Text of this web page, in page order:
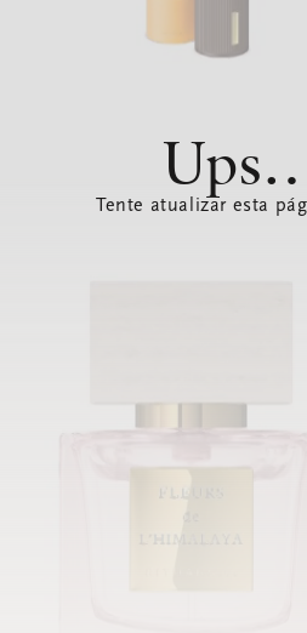
Tente atualizar esta